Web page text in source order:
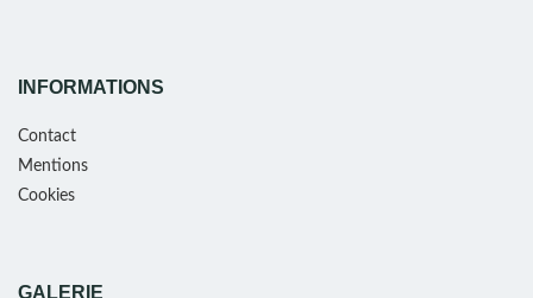
INFORMATIONS
Contact
Mentions
Cookies
GALERIE